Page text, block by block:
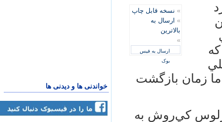
خواندنی ها و دیدنی ها
» نسخه قابل چاپ
» ارسال به
بالاترین
»
ارسال به فیس
بوک
زمان بازگشت
كي‌روش به